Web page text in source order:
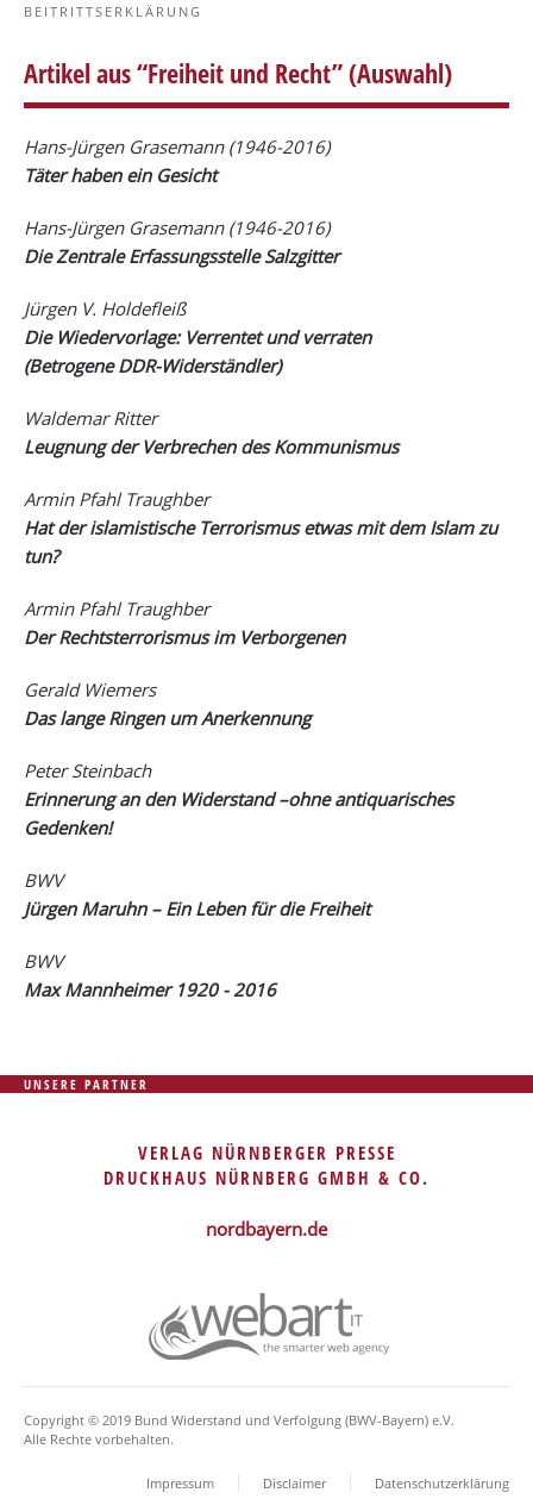
BEITRITTSERKLÄRUNG
Artikel aus “Freiheit und Recht” (Auswahl)
Hans-Jürgen Grasemann(1946-2016)
Täter haben ein Gesicht
Hans-Jürgen Grasemann(1946-2016)
Die Zentrale Erfassungsstelle Salzgitter
Jürgen V. Holdefleiß
Die Wiedervorlage: Verrentet und verraten
(Betrogene DDR-Widerständler)
Waldemar Ritter
Leugnung der Verbrechen des Kommunismus
Armin Pfahl Traughber
Hat der islamistische Terrorismus etwas mit dem Islam zu
tun?
Armin Pfahl Traughber
Der Rechtsterrorismus im Verborgenen
Gerald Wiemers
Das lange Ringen um Anerkennung
Peter Steinbach
Erinnerung an den Widerstand –ohne antiquarisches
Gedenken!
BWV
Jürgen Maruhn – Ein Leben für die Freiheit
BWV
Max Mannheimer 1920 - 2016
UNSERE PARTNER
VERLAG NÜRNBERGER PRESSE
DRUCKHAUS NÜRNBERG GMBH & CO.
nordbayern.de
Copyright © 2019 Bund Widerstand und Verfolgung (BWV-Bayern) e.V.
Alle Rechte vorbehalten.
Impressum Disclaimer Datenschutzerklärung